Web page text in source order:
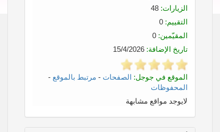
الزيارات:
التقييم:
المقيّمين:
تاريخ الإضافة:
الموقع في جوجل: الصفحات - مرتبط بالموقع -
المحفوظات
لايوجد مواقع مشابهة